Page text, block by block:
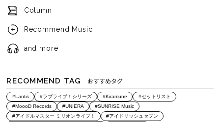
Column
Recommend Music
and more
RECOMMEND TAG おすすめタグ
#Lantis #ラブライブ！シリーズ #Kiramune
#セットリスト
#MoooD Records
#UNIERA
#SUNRISE Music
#アイドルマスター ミリオンライブ！
#アイドリッシュセブン